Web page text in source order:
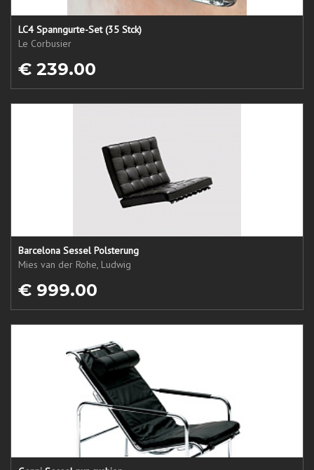
LC4 Spanngurte-Set (35 Stck)
Le Corbusier
€ 239.00
Barcelona Sessel Polsterung
Mies van der Rohe, Ludwig
€ 999.00